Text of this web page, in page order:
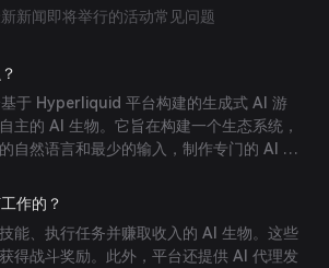
新闻即将举行的活动常见问题
于 Hyperliquid 平台构建的生成式 AI 游
主的 AI 生物。它旨在构建一个生态系统，
自然语言和最少的输入，制作专门的 AI 代
平台的部署和变现。
作的？
能、执行任务并赚取收入的 AI 生物。这些
得战斗奖励。此外，平台还提供 AI 代理发